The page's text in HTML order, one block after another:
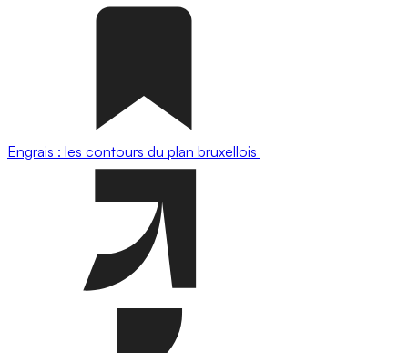
Engrais : les contours du plan bruxellois